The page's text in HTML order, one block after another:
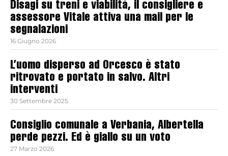
Disagi su treni e viabilità, il consigliere e
assessore Vitale attiva una mail per le
segnalazioni
16 Giugno 2026
L’uomo disperso ad Orcesco è stato
ritrovato e portato in salvo. Altri
interventi
30 Settembre 2025
Consiglio comunale a Verbania, Albertella
perde pezzi. Ed è giallo su un voto
27 Marzo 2026